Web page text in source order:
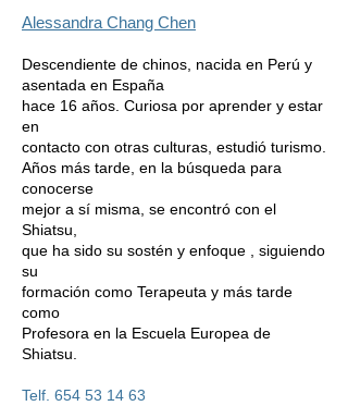
Alessandra Chang Chen
Descendiente de chinos, nacida en Perú y
asentada en España
hace 16 años. Curiosa por aprender y estar
en
contacto con otras culturas, estudió turismo.
Años más tarde, en la búsqueda para
conocerse
mejor a sí misma, se encontró con el
Shiatsu,
que ha sido su sostén y enfoque , siguiendo
su
formación como Terapeuta y más tarde
como
Profesora en la Escuela Europea de
Shiatsu.
Telf. 654 53 14 63